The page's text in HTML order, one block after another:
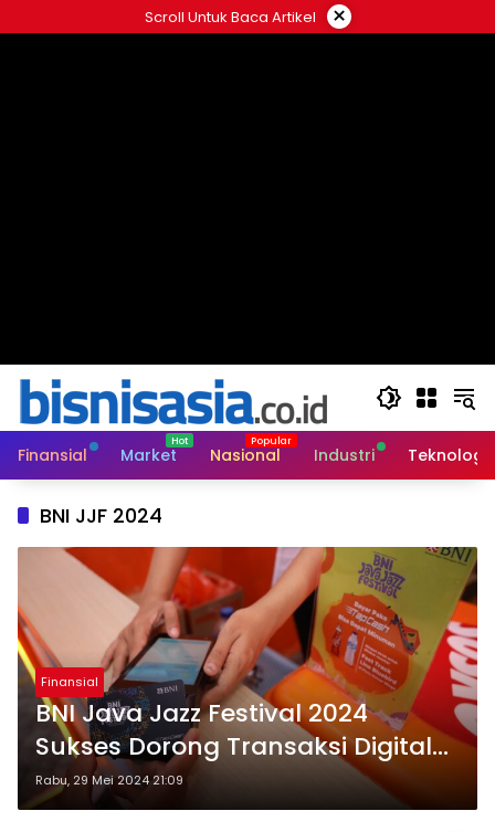
ke
Scroll Untuk Baca Artikel ×
Finansial Market Nasional Industri Teknologi
BNI JJF 2024
Finansial
BNI Java Jazz Festival 2024
Sukses Dorong Transaksi Digital
BNI
Rabu, 29 Mei 2024 21:09